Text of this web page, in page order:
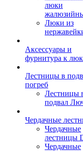
люки
Люки из
Аксессуары и
фурнитура к
Лестницы в
погреб
Лестницы
подвал
Чердачные
Чердачные
лестницы
Чердачные